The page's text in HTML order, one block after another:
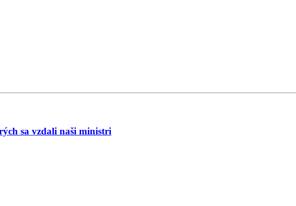
sa vzdali naši ministri